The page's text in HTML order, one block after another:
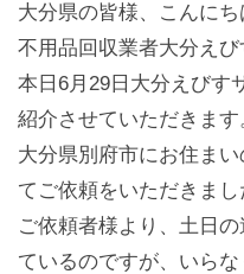
大分県の皆様、こんにち
不用品回収業者大分えび
本日6月29日大分えびす
紹介させていただきます
大分県別府市にお住ま
てご依頼をいただきまし
ご依頼者様より、土日
ているのですが、いら